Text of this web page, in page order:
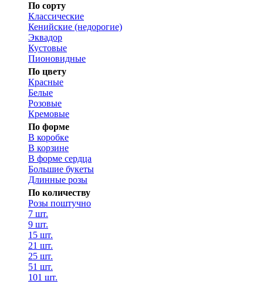
По сорту
Классические
Кенийские (недорогие)
Эквадор
Кустовые
Пионовидные
По цвету
Красные
Белые
Розовые
Кремовые
По форме
В коробке
В корзине
В форме сердца
Большие букеты
Длинные розы
По количеству
Розы поштучно
7 шт.
9 шт.
15 шт.
21 шт.
25 шт.
51 шт.
101 шт.